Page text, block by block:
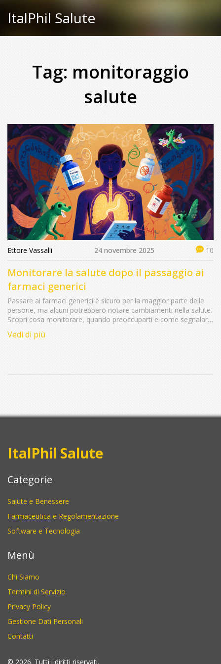
ItalPhil Salute
Tag: monitoraggio
salute
Ettore Vassalli 24 novembre 2025 10
Monitorare la salute dopo il passaggio ai
farmaci generici
Passare ai farmaci generici è sicuro per la maggior parte delle
persone, ma alcuni potrebbero notare cambiamenti nella salute.
Scopri cosa monitorare, quando preoccuparti e come segnalare
Vedi di più
ItalPhil Salute
Categorie
Salute e Benessere
Farmaceutica e Regolamentazione
Software e Tecnologia
Menù
Chi Siamo
Termini di Servizio
Privacy Policy
Gestione Dati Personali
Contatti
© 2026. Tutti i diritti riservati.